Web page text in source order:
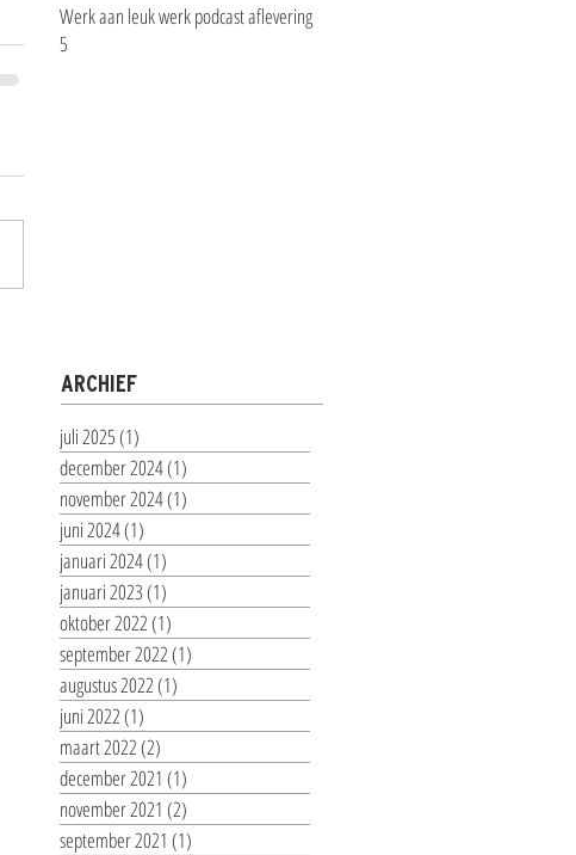
Werk aan leuk werk podcast aflevering
5
ARCHIEF
juli 2025(1)
december 2024(1)
november 2024(1)
juni 2024(1)
januari 2024(1)
januari 2023(1)
oktober 2022(1)
september 2022(1)
augustus 2022(1)
juni 2022(1)
maart 2022(2)
december 2021 (1)
november 2021 (2)
september 2021 (1)